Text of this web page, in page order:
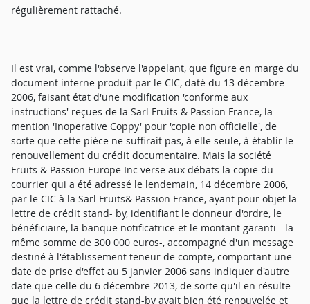
régulièrement rattaché.
Il est vrai, comme l'observe l'appelant, que figure en marge du
document interne produit par le CIC, daté du 13 décembre
2006, faisant état d'une modification 'conforme aux
instructions' reçues de la Sarl Fruits & Passion France, la
mention 'Inoperative Coppy' pour 'copie non officielle', de
sorte que cette pièce ne suffirait pas, à elle seule, à établir le
renouvellement du crédit documentaire. Mais la société
Fruits & Passion Europe Inc verse aux débats la copie du
courrier qui a été adressé le lendemain, 14 décembre 2006,
par le CIC à la Sarl Fruits& Passion France, ayant pour objet la
lettre de crédit stand- by, identifiant le donneur d'ordre, le
bénéficiaire, la banque notificatrice et le montant garanti - la
même somme de 300 000 euros-, accompagné d'un message
destiné à l'établissement teneur de compte, comportant une
date de prise d'effet au 5 janvier 2006 sans indiquer d'autre
date que celle du 6 décembre 2013, de sorte qu'il en résulte
que la lettre de crédit stand-by avait bien été renouvelée et